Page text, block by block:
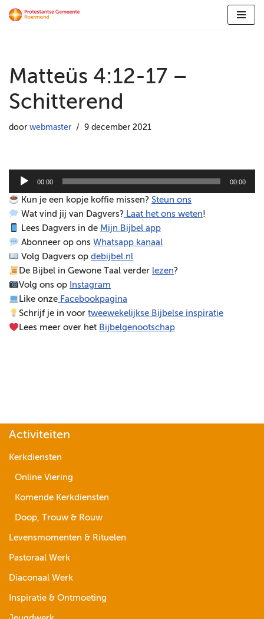
inhoud
Matteüs 4:12-17 –
Schitterend
door webmaster 9 december 2021
d
i
o
s
p
e
l
e
00:00 00:00
Kun je een kopje koffie missen?Steun ons
Wat vind jij van Dagvers? Laat het ons weten!
Lees Dagvers in de Mijn Bijbel app
Abonneer op onsWhatsapp kanaal
Volg Dagvers opdebijbel.nl
De Bijbel in Gewone Taal verder lezen?
Volg ons op Instagram
Like onze Facebookpagina
Schrijf je in voortweewekelijkse Bijbelse inspiratie
Lees meer over het Bijbelgenootschap
Activiteiten
Kerkdiensten
Online Viering
Komende Kerkdiensten
Doop, Trouw & Rouw
Levensmomenten & Rituelen
Pastoraal Werk
Diaconaal Werk
Inspiratie & Ontmoeting